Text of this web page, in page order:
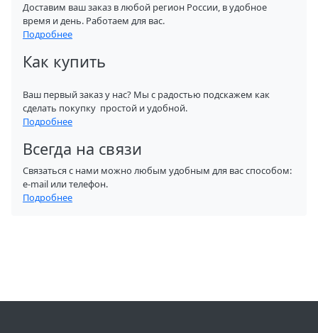
Доставим ваш заказ в любой регион России, в удобное
время и день. Работаем для вас.
Подробнее
Как купить
Ваш первый заказ у нас? Мы с радостью подскажем как
сделать покупку простой и удобной.
Подробнее
Всегда на связи
Связаться с нами можно любым удобным для вас способом:
e-mail или телефон.
Подробнее